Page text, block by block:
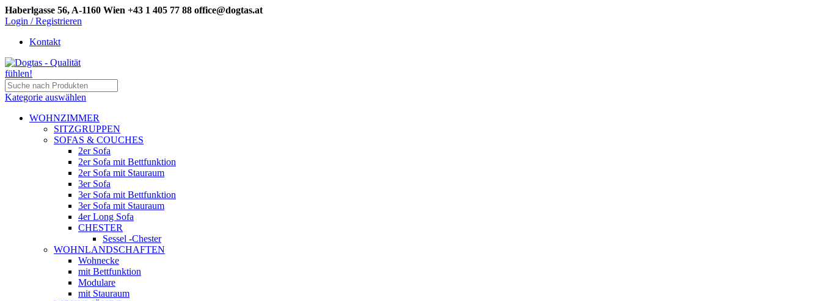
Haberlgasse 56, A-1160 Wien +43 1 405 77 88 office@dogtas.at
Login / Registrieren
Kontakt
Kategorie auswählen
WOHNZIMMER
SITZGRUPPEN
SOFAS & COUCHES
2er Sofa
2er Sofa mit Bettfunktion
2er Sofa mit Stauraum
3er Sofa
3er Sofa mit Bettfunktion
3er Sofa mit Stauraum
4er Long Sofa
CHESTER
Sessel -Chester
WOHNLANDSCHAFTEN
Wohnecke
mit Bettfunktion
Modulare
mit Stauraum